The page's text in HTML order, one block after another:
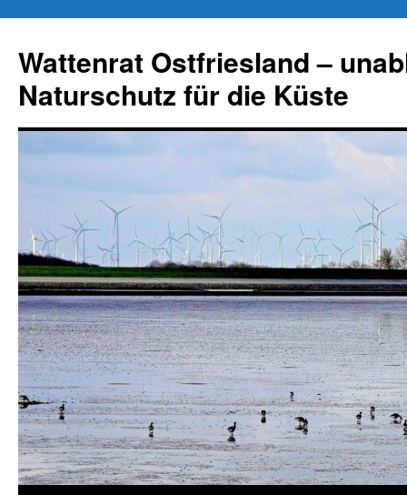
springen
Wattenrat Ostfriesland –
Naturschutz für die Küste